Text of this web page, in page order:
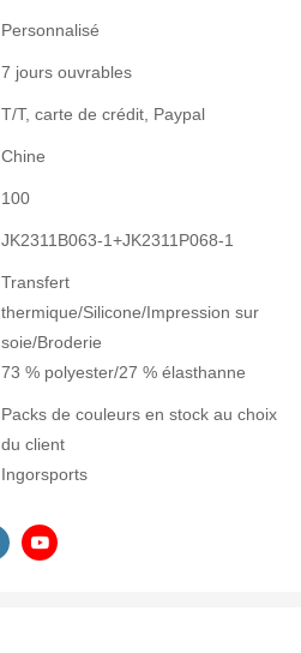
Personnalisé
7 jours ouvrables
T/T, carte de crédit, Paypal
Chine
100
JK2311B063-1+JK2311P068-1
Transfert
thermique/Silicone/Impression sur
soie/Broderie
73 % polyester/27 % élasthanne
Packs de couleurs en stock au choix
du client
Ingorsports